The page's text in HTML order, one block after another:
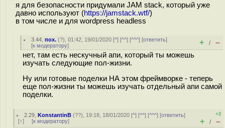
я для безопасности придумали JAM stack, который уже
давно используют (https://jamstack.wtf/)
в том числе и для wordpress headless
3.44 ,пох. (?), 01:42, 19/01/2020 [^] [^^] [^^^] [ответить]
[к модератору] + / –
нет, там есть нескучный апи, который ты можешь
изучать следующие пол-жизни.
Ну или готовые поделки НА этом фреймворке - теперь
еще пол-жизни ты можешь изучать отдельный апи самой
поделки.
2.29 ,KonstantinB (??), 19:18, 18/01/2020 [^] [^^] [^^^] [ответить]
[↑] [к модератору]
+2
+ / –